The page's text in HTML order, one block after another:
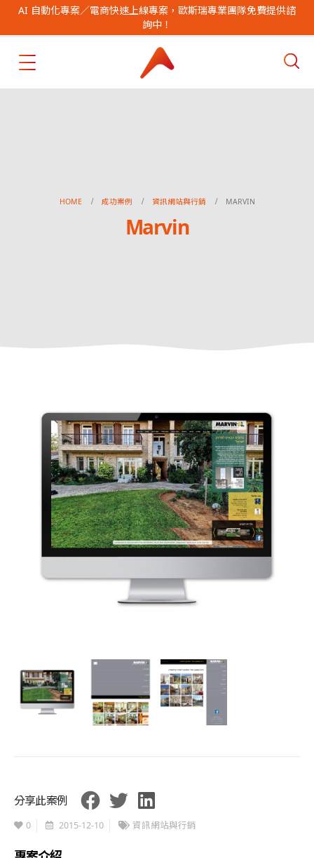
AI 自動化專案／電商快速上線專案，歐斯瑞專業團隊免費提供諮
詢中！
HOME 成功案例 資訊網站與行銷 MARVIN
Marvin
分享此案例
0 2015-12-10 資訊網站與行銷